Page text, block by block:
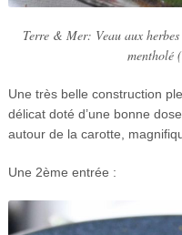
Terre & Mer: Veau aux
mentholé
Une très belle construction
délicat doté d’une bonne
autour de la carotte,
Une 2ème entrée :